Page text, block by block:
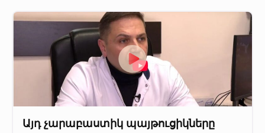
Այդ չարաբաստիկ պայթուցիկները